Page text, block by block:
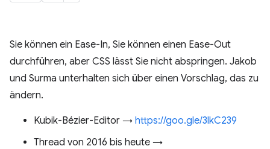
Sie können ein Ease-In, Sie können einen Ease-Out
durchführen, aber CSS lässt Sie nicht abspringen. Jakob
und Surma unterhalten sich über einen Vorschlag, das zu
ändern.
Kubik-Bézier-Editor → https://goo.gle/3lkC239
Thread von 2016 bis heute →